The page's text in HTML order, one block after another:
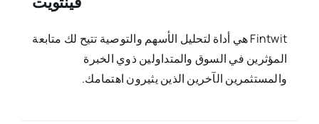
Fintwit هي أداة لتحليل الأسهم والتوصية تتيح لك متابعة
المؤثرين في السوق والمتداولين ذوي الخبرة
والمستثمرين الآخرين الذين يثيرون اهتمامك.